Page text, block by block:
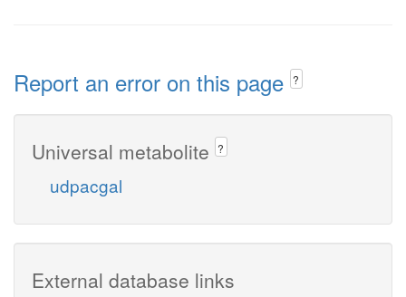
Report an error on this page ?
Universal metabolite ?
udpacgal
External database links